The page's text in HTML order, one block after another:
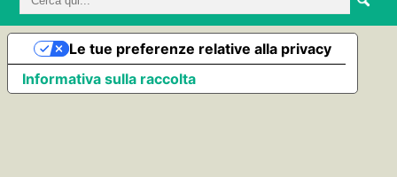
Informativa sulla raccolta
Le tue preferenze relative alla privacy